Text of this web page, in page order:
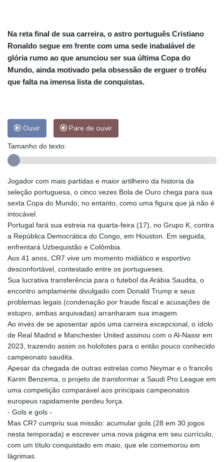
Na reta final de sua carreira, o astro português Cristiano
Ronaldo segue em frente com uma sede inabalável de
glória rumo ao que anunciou ser sua última Copa do
Mundo, ainda motivado pela obsessão de erguer o troféu
que falta na imensa lista de conquistas.
Ouvir Pare de ouvir
Tamanho do texto:
Jogador com mais partidas e maior artilheiro da historia da
seleção portuguesa, o cinco vezes Bola de Ouro chega para sua
sexta Copa do Mundo, no entanto, como uma figura que já não é
intocável.
Portugal fará sua estreia na quarta-feira (17), no Grupo K, contra
a República Democrática do Congo, em Houston. Em seguida,
enfrentará Uzbequistão e Colômbia.
Aos 41 anos, CR7 vive um momento midiático e esportivo
desconfortável, contestado entre os portugueses.
Sua lucrativa transferência para o futebol da Arábia Saudita, o
encontro amplamente divulgado com Donald Trump e seus
problemas legais (condenação por fraude fiscal e acusações de
estupro, ambas arquivadas) arranharam sua imagem.
Ao invés de se aposentar após uma carreira excepcional, o ídolo
de Real Madrid e Manchester United assinou com o Al-Nassr em
2023, trazendo assim os holofotes para o então pouco conhecido
campeonato saudita.
Apesar da chegada de outras estrelas como Neymar e o francês
Karim Benzema, o projeto de transformar a Saudi Pro League em
uma competição comparável aos principais campeonatos
europeus rapidamente perdeu força.
- Gols e gols -
Mas CR7 cumpriu sua missão: acumular gols (28 em 30 jogos
nesta temporada) e escrever uma nova página em seu currículo,
com um título conquistado em maio, que ele comemorou em
lágrimas.